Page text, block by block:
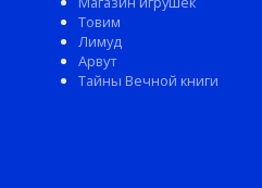
Товим
Лимуд
Арвут
Тайны Вечной книги